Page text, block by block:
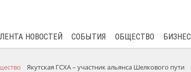
ЛЕНТА НОВОСТЕЙ СОБЫТИЯ ОБЩЕСТВО БИЗНЕС
Якутская ГСХА – участник альянса Шелкового пути